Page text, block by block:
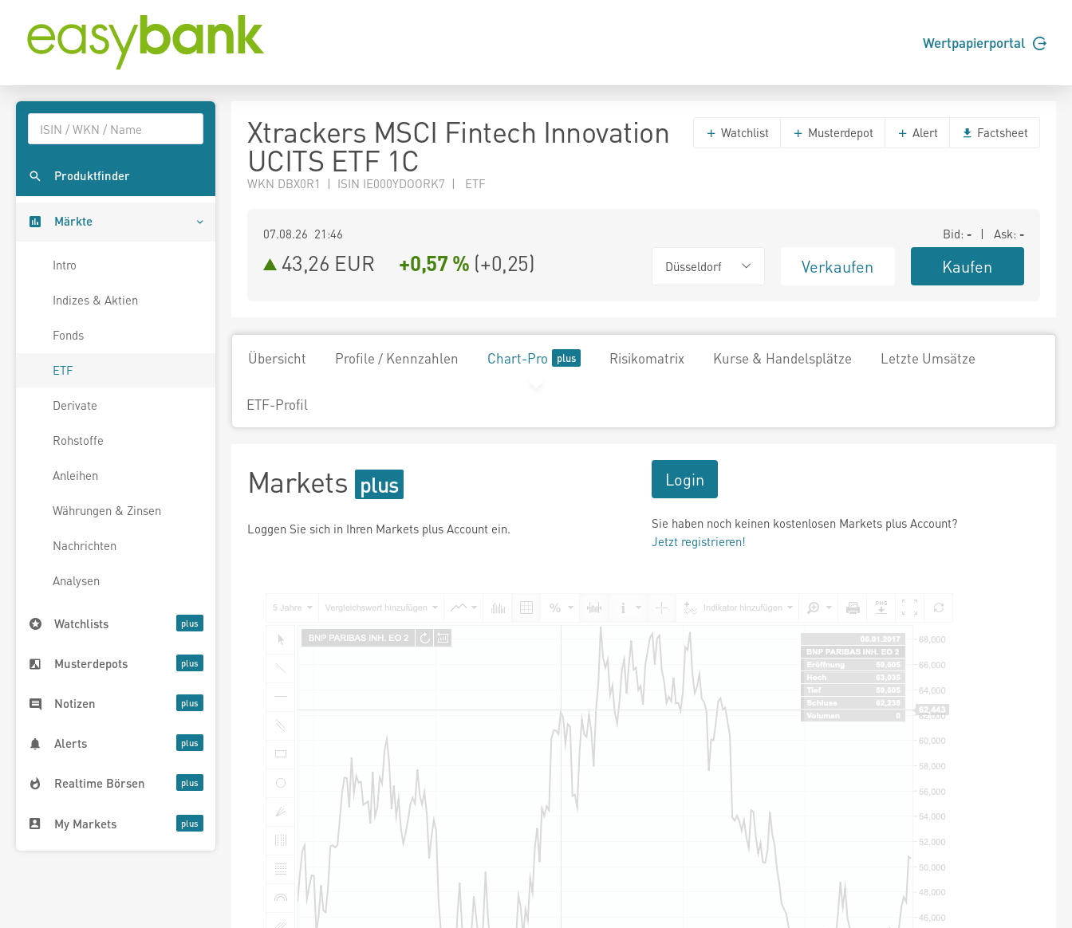
Wertpapierportal
Produktfinder
Märkte
Intro
Indizes & Aktien
Fonds
ETF
Derivate
Rohstoffe
Anleihen
Währungen & Zinsen
Nachrichten
Analysen
Watchlists
Musterdepots
Notizen
Alerts
Realtime Börsen
My Markets
Xtrackers MSCI Fintech Innovation
UCITS ETF 1C
WKN DBX0R1 | ISIN IE000YDOORK7 | ETF
Watchlist Musterdepot Alert Factsheet
07.08.26 21:46 Bid: - | Ask: -
43,26 EUR +0,57 % (+0,25) Düsseldorf Verkaufen Kaufen
Übersicht Profile / Kennzahlen Chart-Pro Risikomatrix Kurse & Handelsplätze Letzte Umsätze
ETF-Profil
Markets
Loggen Sie sich in Ihren Markets plus Account ein.
Login
Sie haben noch keinen kostenlosen Markets plus Account?
Jetzt registrieren!